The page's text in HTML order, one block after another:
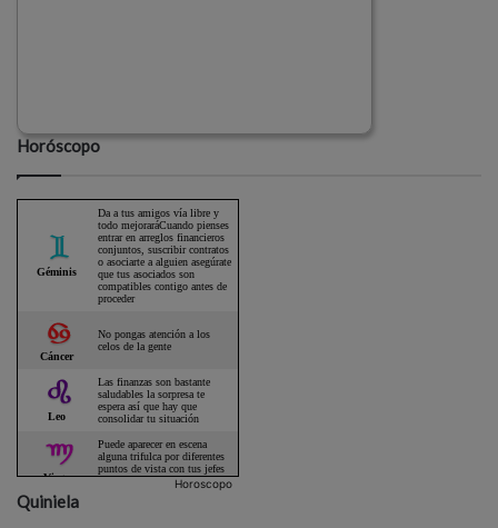
Horóscopo
Horoscopo
Quiniela